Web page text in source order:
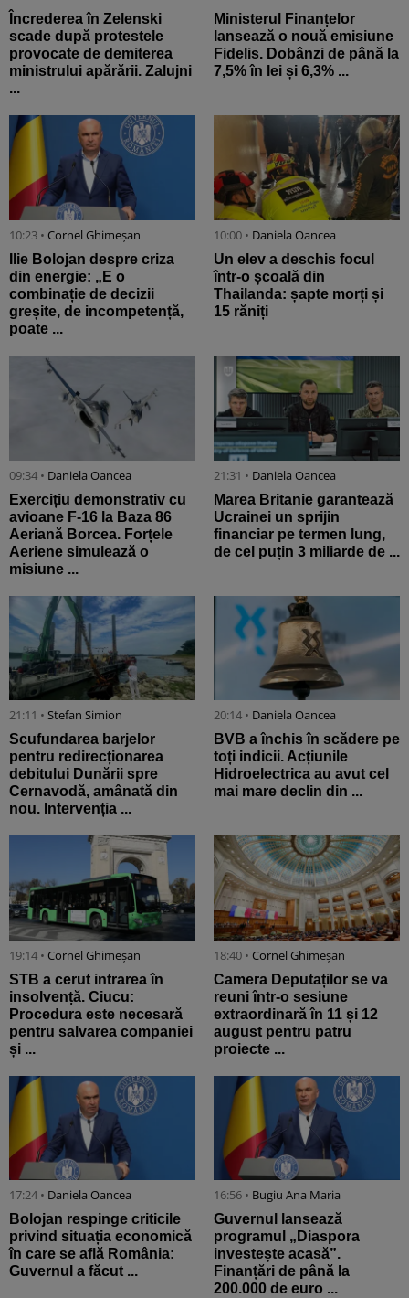
Încrederea în Zelenski
scade după protestele
provocate de demiterea
ministrului apărării. Zalujni
...
Ministerul Finanțelor
lansează o nouă emisiune
Fidelis. Dobânzi de până la
7,5% în lei și 6,3% ...
10:23 • Cornel Ghimeșan
Ilie Bolojan despre criza
din energie: „E o
combinație de decizii
greșite, de incompetență,
poate ...
10:00 • Daniela Oancea
Un elev a deschis focul
într-o școală din
Thailanda: șapte morți și
15 răniți
09:34 • Daniela Oancea
Exercițiu demonstrativ cu
avioane F-16 la Baza 86
Aeriană Borcea. Forțele
Aeriene simulează o
misiune ...
21:31 • Daniela Oancea
Marea Britanie garantează
Ucrainei un sprijin
financiar pe termen lung,
de cel puțin 3 miliarde de ...
21:11 • Stefan Simion
Scufundarea barjelor
pentru redirecționarea
debitului Dunării spre
Cernavodă, amânată din
nou. Intervenția ...
20:14 • Daniela Oancea
BVB a închis în scădere pe
toți indicii. Acțiunile
Hidroelectrica au avut cel
mai mare declin din ...
19:14 • Cornel Ghimeșan
STB a cerut intrarea în
insolvență. Ciucu:
Procedura este necesară
pentru salvarea companiei
și ...
18:40 • Cornel Ghimeșan
Camera Deputaților se va
reuni într-o sesiune
extraordinară în 11 și 12
august pentru patru
proiecte ...
17:24 • Daniela Oancea
Bolojan respinge criticile
privind situația economică
în care se află România:
Guvernul a făcut ...
16:56 • Bugiu ⁠Ana Maria
Guvernul lansează
programul „Diaspora
investește acasă”.
Finanțări de până la
200.000 de euro ...